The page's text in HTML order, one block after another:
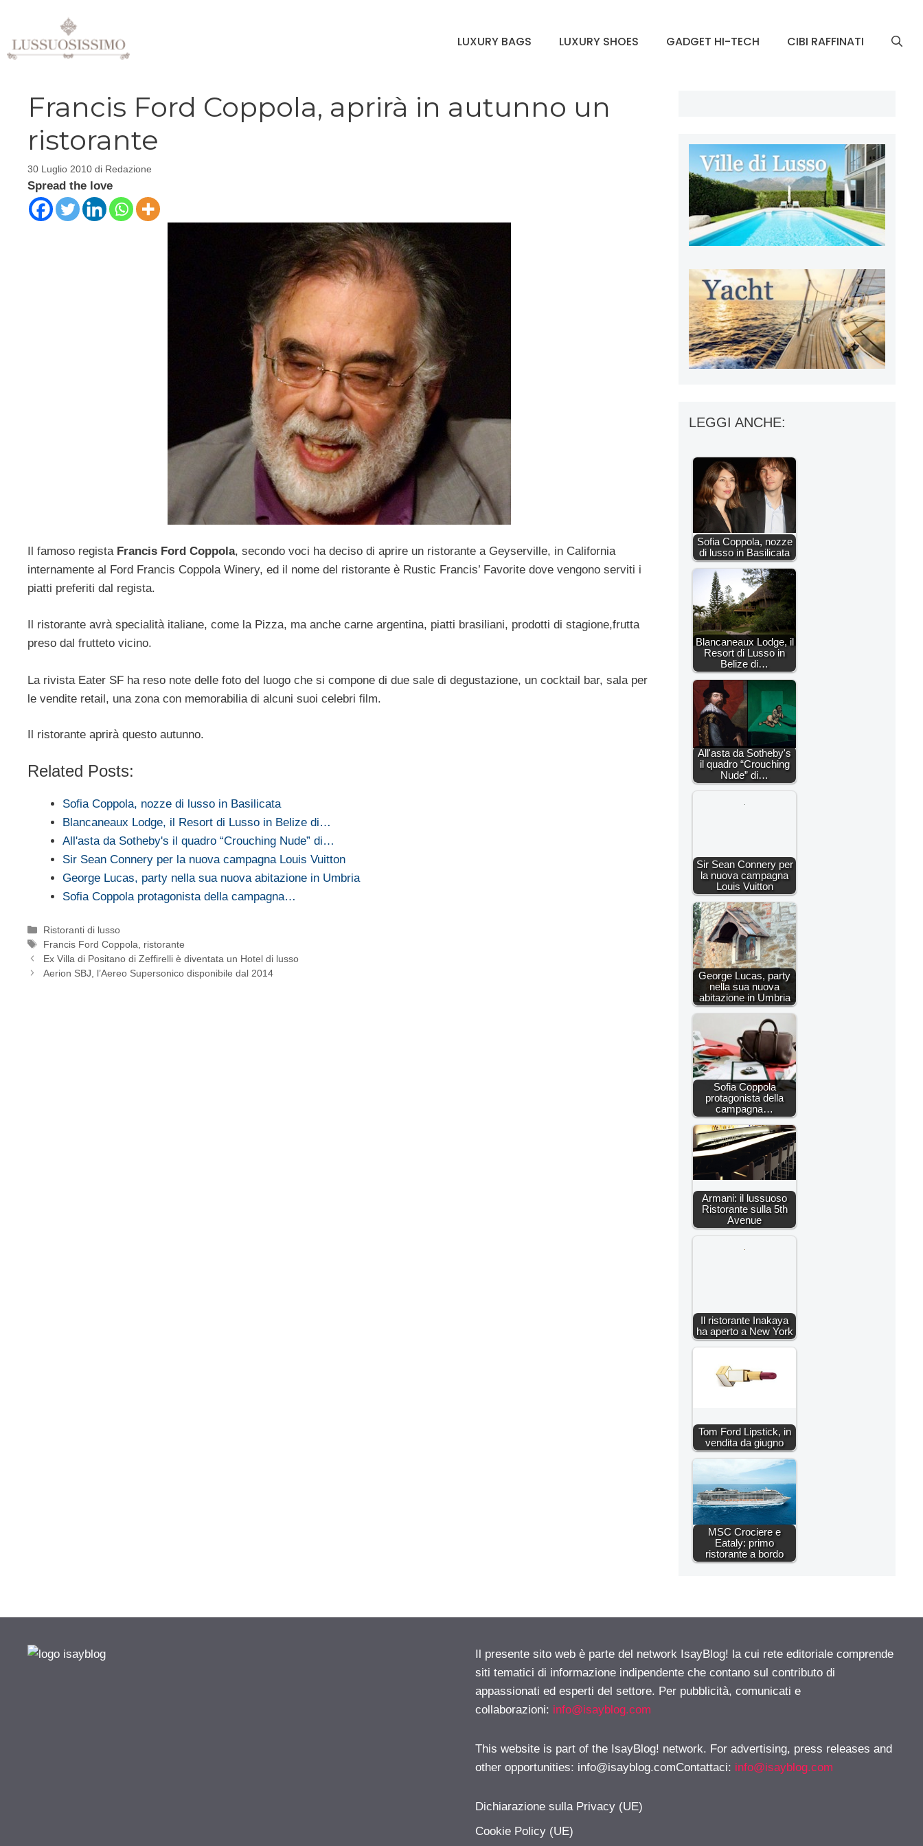
contenuto
LUXURY BAGS LUXURY SHOES GADGET HI-TECH CIBI RAFFINATI
Francis Ford Coppola, aprirà in autunno un
ristorante
30 Luglio 2010 di Redazione
Spread the love
Il famoso regista Francis Ford Coppola, secondo voci ha deciso di aprire un ristorante a Geyserville, in California
internamente al Ford Francis Coppola Winery, ed il nome del ristorante è Rustic Francis’ Favorite dove vengono serviti i
piatti preferiti dal regista.
Il ristorante avrà specialità italiane, come la Pizza, ma anche carne argentina, piatti brasiliani, prodotti di stagione,frutta
preso dal frutteto vicino.
La rivista Eater SF ha reso note delle foto del luogo che si compone di due sale di degustazione, un cocktail bar, sala per
le vendite retail, una zona con memorabilia di alcuni suoi celebri film.
Il ristorante aprirà questo autunno.
Related Posts:
Sofia Coppola, nozze di lusso in Basilicata
Blancaneaux Lodge, il Resort di Lusso in Belize di…
All'asta da Sotheby's il quadro “Crouching Nude” di…
Sir Sean Connery per la nuova campagna Louis Vuitton
George Lucas, party nella sua nuova abitazione in Umbria
Sofia Coppola protagonista della campagna…
Categorie
Ristoranti di lusso
Tag
Francis Ford Coppola
ristorante
Ex Villa di Positano di Zeffirelli è diventata un Hotel di lusso
Aerion SBJ, l’Aereo Supersonico disponibile dal 2014
LEGGI ANCHE:
Sofia Coppola, nozze
di lusso in Basilicata
Blancaneaux Lodge, il
Resort di Lusso in
Belize di…
All'asta da Sotheby's
il quadro “Crouching
Nude” di…
Sir Sean Connery per
la nuova campagna
Louis Vuitton
George Lucas, party
nella sua nuova
abitazione in Umbria
Sofia Coppola
protagonista della
campagna…
Armani: il lussuoso
Ristorante sulla 5th
Avenue
Il ristorante Inakaya
ha aperto a New York
Tom Ford Lipstick, in
vendita da giugno
MSC Crociere e
Eataly: primo
ristorante a bordo
Il presente sito web è parte del network IsayBlog! la cui rete editoriale comprende
siti tematici di informazione indipendente che contano sul contributo di
appassionati ed esperti del settore. Per pubblicità, comunicati e
collaborazioni: info@isayblog.com
This website is part of the IsayBlog! network. For advertising, press releases and
other opportunities: info@isayblog.comContattaci: info@isayblog.com
Dichiarazione sulla Privacy (UE)
Cookie Policy (UE)